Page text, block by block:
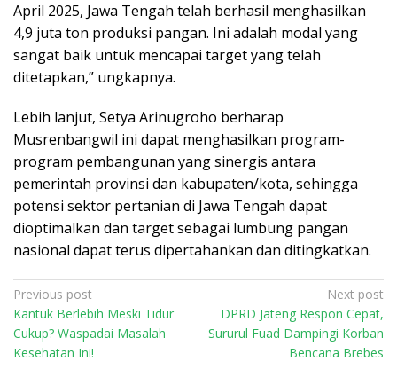
April 2025, Jawa Tengah telah berhasil menghasilkan
4,9 juta ton produksi pangan. Ini adalah modal yang
sangat baik untuk mencapai target yang telah
ditetapkan,” ungkapnya.
Lebih lanjut, Setya Arinugroho berharap
Musrenbangwil ini dapat menghasilkan program-
program pembangunan yang sinergis antara
pemerintah provinsi dan kabupaten/kota, sehingga
potensi sektor pertanian di Jawa Tengah dapat
dioptimalkan dan target sebagai lumbung pangan
nasional dapat terus dipertahankan dan ditingkatkan.
P
o
s
Previous post
Kantuk Berlebih Meski Tidur
Cukup? Waspadai Masalah
Kesehatan Ini!
Next post
DPRD Jateng Respon Cepat,
Sururul Fuad Dampingi Korban
Bencana Brebes